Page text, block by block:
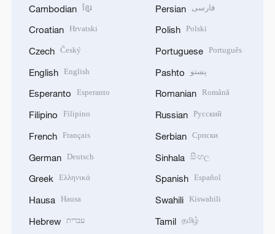
Cambodian ខ្មែរ
Croatian Hrvatski
Czech Český
English English
Esperanto Esperanto
Filipino Filipino
French Français
German Deutsch
Greek Ελληνικά
Hausa Hausa
Hebrew עברית
Persian فارسی
Polish Polski
Portuguese Português
Pashto پښتو
Romanian Română
Russian Русский
Serbian Српски
Sinhala සිංහල
Spanish Español
Swahili Kiswahili
Tamil தமிழ்